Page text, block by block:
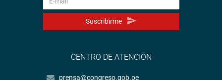
Suscribirme
CENTRO DE ATENCIÓN
prensa@congreso.gob.pe